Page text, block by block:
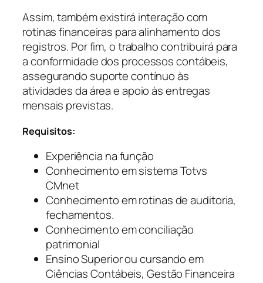
Assim, também existirá interação com
rotinas financeiras para alinhamento dos
registros. Por fim, o trabalho contribuirá para
a conformidade dos processos contábeis,
assegurando suporte contínuo às
atividades da área e apoio às entregas
mensais previstas.
Requisitos:
Experiência na função
Conhecimento em sistema Totvs
CMnet
Conhecimento em rotinas de auditoria,
fechamentos.
Conhecimento em conciliação
patrimonial
Ensino Superior ou cursando em
Ciências Contábeis, Gestão Financeira